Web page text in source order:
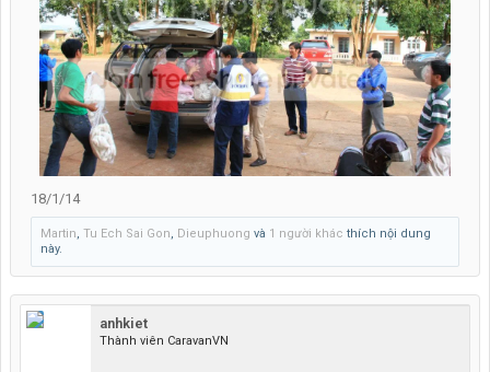
18/1/14
Martin, Tu Ech Sai Gon, Dieuphuong và 1 người khác thích nội dung
này.
anhkiet
Thành viên CaravanVN